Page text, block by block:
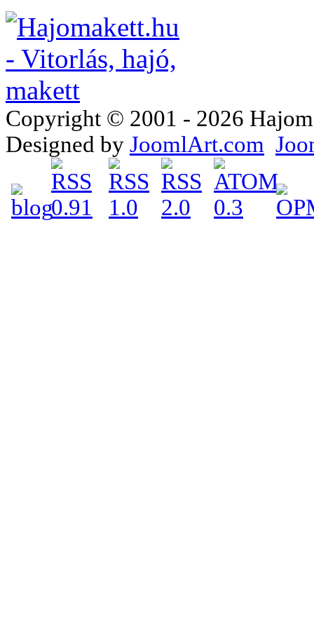
Copyright © 2001 - 2026
Designed by JoomlArt.com